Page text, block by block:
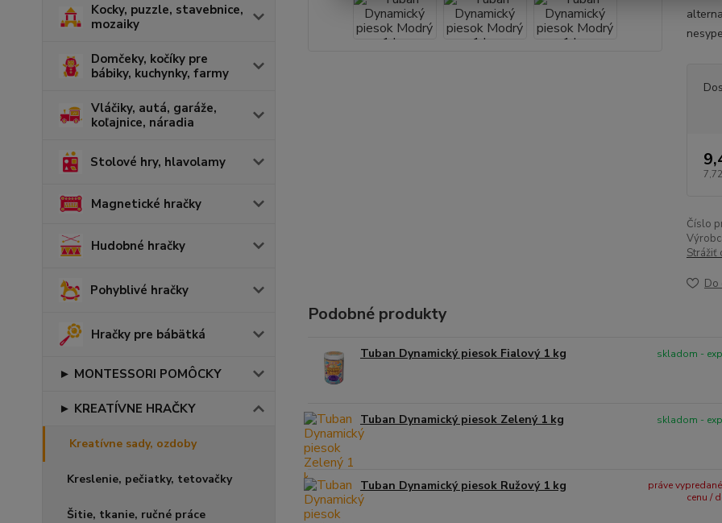
Kocky, puzzle, stavebnice,
mozaiky
Domčeky, kočíky pre
bábiky, kuchynky, farmy
Vláčiky, autá, garáže,
koľajnice, náradia
Stolové hry, hlavolamy
Magnetické hračky
Hudobné hračky
Pohyblivé hračky
Hračky pre bábätká
► MONTESSORI POMÔCKY
► KREATÍVNE HRAČKY
Kreatívne sady, ozdoby
Kreslenie, pečiatky, tetovačky
Šitie, tkanie, ručné práce
Číslo
Strážiť
Do
Podobné produkty
Tuban Dynamický piesok Fialový 1 kg
skladom -
Tuban Dynamický piesok Zelený 1 kg
skladom -
Tuban Dynamický piesok Ružový 1 kg
práve
cenu /